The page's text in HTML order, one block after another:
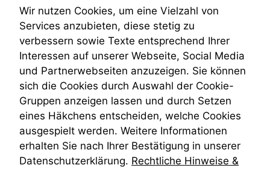
Teilungsklage
Venezuela
VRK
Wiederherstellungsanordnung
Zivilprozessordnung
ZPO
Zustellfiktion
Zuständigkeit
Öffentliches Personalrecht
Öffentlichkeitsprinzip
Wir nutzen Cookies, um eine Vielzahl von
Services anzubieten, diese stetig zu
verbessern sowie Texte entsprechend Ihrer
Interessen auf unserer Webseite, Social Media
und Partnerwebseiten anzuzeigen. Sie können
sich die Cookies durch Auswahl der Cookie-
Gruppen anzeigen lassen und durch Setzen
eines Häkchens entscheiden, welche Cookies
ausgespielt werden. Weitere Informationen
erhalten Sie nach Ihrer Bestätigung in unserer
Datenschutzerklärung. Rechtliche Hinweise &
funktionieren.
Marketing
Wir speichern
anonyme Daten ab,
um interne
marketingtechnische
Auswertungen
durchführen zu
können. Diese helfen
uns, unsere Website
zu verbessern.